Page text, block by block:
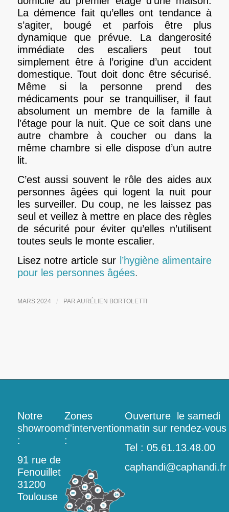
La démence fait qu’elles ont tendance à
s’agiter, bougé et parfois être plus
dynamique que prévue. La dangerosité
immédiate des escaliers peut tout
simplement être à l’origine d’un accident
domestique. Tout doit donc être sécurisé.
Même si la personne prend des
médicaments pour se tranquilliser, il faut
absolument un membre de la famille à
l’étage pour la nuit. Que ce soit dans une
autre chambre à coucher ou dans la
même chambre si elle dispose d’un autre
lit.
C’est aussi souvent le rôle des aides aux
personnes âgées qui logent la nuit pour
les surveiller. Du coup, ne les laissez pas
seul et veillez à mettre en place des règles
de sécurité pour éviter qu’elles n’utilisent
toutes seuls le monte escalier.
Lisez notre article sur l’hygiène alimentaire
pour les personnes âgées.
MARS 2024 / PAR AURÉLIEN BORTOLETTI
Notre
showroom
:
91 rue de
Fenouillet
31200
Toulouse
Zones
d'intervention
:
Ouverture le samedi
matin sur rendez-vous
Tel : 05.61.13.48.00
caphandi@caphandi.fr